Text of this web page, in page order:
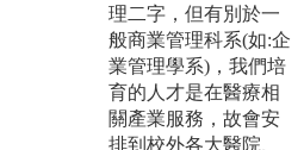
理二字，但有別於一
般商業管理科系(如:企
業管理學系)，我們培
育的人才是在醫療相
關產業服務，故會安
排到校外各大醫院、